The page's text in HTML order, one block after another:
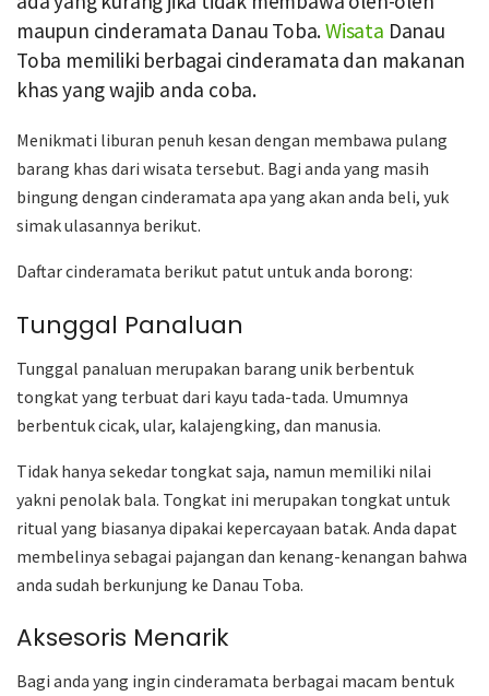
maupun cinderamata Danau Toba.Wisata Danau
Toba memiliki berbagai cinderamata dan makanan
khas yang wajib anda coba.
Menikmati liburan penuh kesan dengan membawa pulang
barang khas dari wisata tersebut. Bagi anda yang masih
bingung dengan cinderamata apa yang akan anda beli, yuk
simak ulasannya berikut.
Daftar cinderamata berikut patut untuk anda borong:
Tunggal Panaluan
Tunggal panaluan merupakan barang unik berbentuk
tongkat yang terbuat dari kayu tada-tada. Umumnya
berbentuk cicak, ular, kalajengking, dan manusia.
Tidak hanya sekedar tongkat saja, namun memiliki nilai
yakni penolak bala. Tongkat ini merupakan tongkat untuk
ritual yang biasanya dipakai kepercayaan batak. Anda dapat
membelinya sebagai pajangan dan kenang-kenangan bahwa
anda sudah berkunjung ke Danau Toba.
Aksesoris Menarik
Bagi anda yang ingin cinderamata berbagai macam bentuk